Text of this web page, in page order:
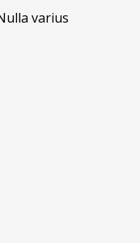
varius